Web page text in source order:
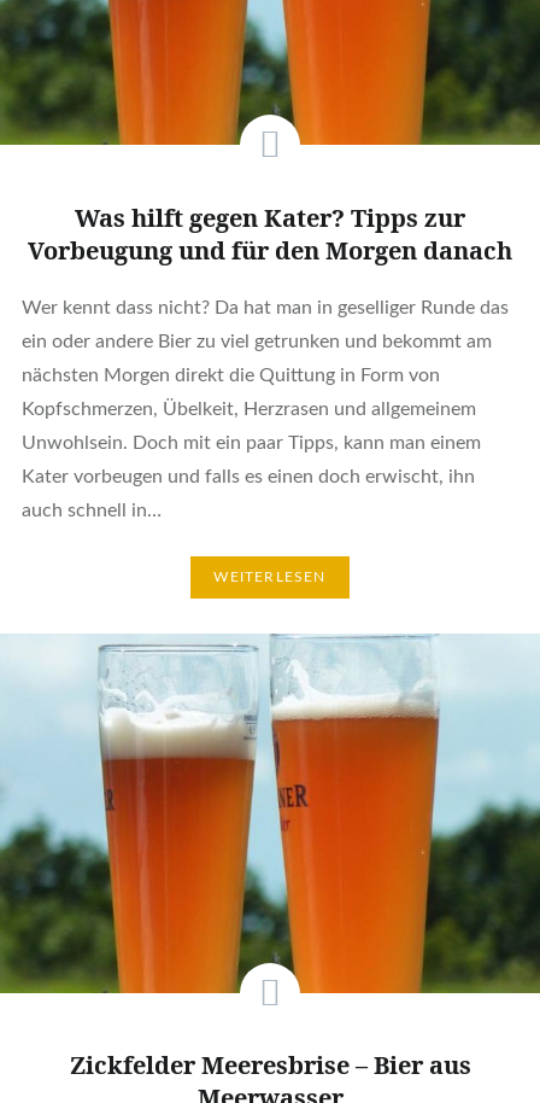
Was hilft gegen Kater? Tipps zur
Vorbeugung und für den Morgen danach
Wer kennt dass nicht? Da hat man in geselliger Runde das
ein oder andere Bier zu viel getrunken und bekommt am
nächsten Morgen direkt die Quittung in Form von
Kopfschmerzen, Übelkeit, Herzrasen und allgemeinem
Unwohlsein. Doch mit ein paar Tipps, kann man einem
Kater vorbeugen und falls es einen doch erwischt, ihn
auch schnell in…
WEITERLESEN
Zickfelder Meeresbrise – Bier aus